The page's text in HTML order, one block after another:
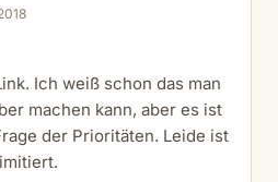
Ich weiß schon das man
machen kann, aber es ist
der Prioritäten. Leide ist